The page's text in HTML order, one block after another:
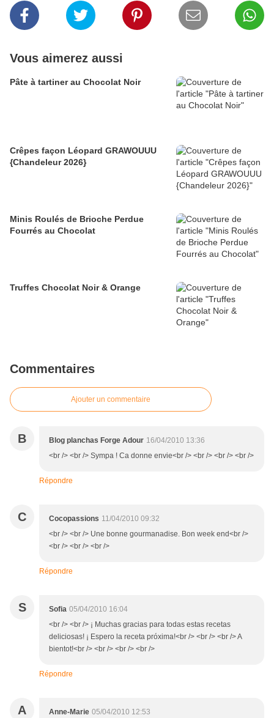
Vous aimerez aussi
Pâte à tartiner au Chocolat Noir
Crêpes façon Léopard GRAWOUUU
{Chandeleur 2026}
Minis Roulés de Brioche Perdue
Fourrés au Chocolat
Truffes Chocolat Noir & Orange
Commentaires
Ajouter un commentaire
B Blog planchas Forge Adour 16/04/2010 13:36
<br /> <br /> Sympa ! Ca donne envie<br /> <br /> <br /> <br />
Répondre
C Cocopassions 11/04/2010 09:32
<br /> <br /> Une bonne gourmanadise. Bon week end<br />
<br /> <br /> <br />
Répondre
S Sofia 05/04/2010 16:04
<br /> <br /> ¡ Muchas gracias para todas estas recetas
deliciosas! ¡ Espero la receta próxima!<br /> <br /> <br /> A
bientot!<br /> <br /> <br /> <br />
Répondre
A Anne-Marie 05/04/2010 12:53